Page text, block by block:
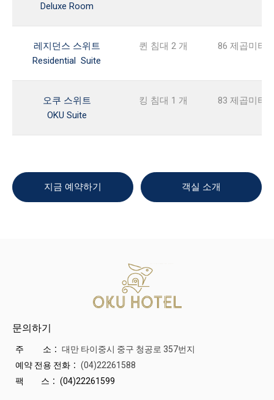
Deluxe Room
레지던스 스위트
Residential Suite
퀸 침대 2 개 86 제곱미터
오쿠 스위트
OKU Suite
킹 침대 1 개 83 제곱미터
지금 예약하기 객실 소개
문의하기
주 소： 대만 타이중시 중구 청공로 357번지
예약 전용 전화： (04)22261588
팩 스： (04)22261599